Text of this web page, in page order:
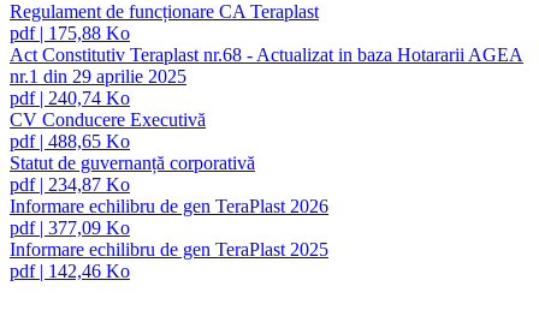
Regulament de funcționare CA Teraplast
pdf| 175,88 Ko
Act Constitutiv Teraplast nr.68 - Actualizat in baza Hotararii AGEA
nr.1 din 29 aprilie 2025
pdf| 240,74 Ko
CV Conducere Executivă
pdf| 488,65 Ko
Statut de guvernanță corporativă
pdf| 234,87 Ko
Informare echilibru de gen TeraPlast 2026
pdf| 377,09 Ko
Informare echilibru de gen TeraPlast 2025
pdf| 142,46 Ko